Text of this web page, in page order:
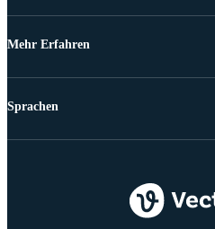
Mehr Erfahren
Sprachen